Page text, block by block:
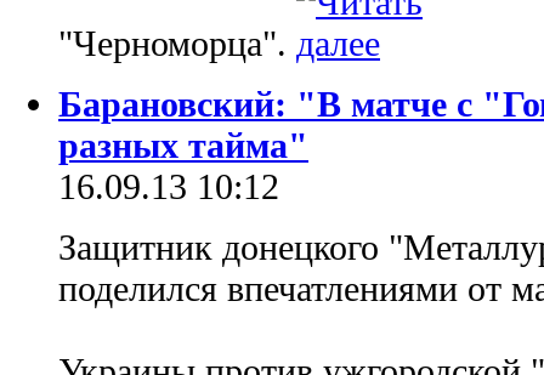
"Черноморца".
Барановский: "В матче с
разных тайма"
16.09.13 10:12
Защитник донецкого
поделился впечатлениями от